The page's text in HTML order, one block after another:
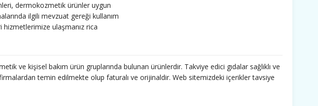
dermokozmetik ürünler uygun
ilgili mevzuat gereği kullanım
ulaşmanız rica
ürünleri, dermokozmetik ürünler uygun
ürünleri, dermokozmetik ürünler uygun
ilgili mevzuat gereği kullanım
ulaşmanız rica
ürünleri, dermokozmetik ürünler uygun
ve kişisel bakım ürün gruplarında bulunan ürünlerdir. Takviye edici gıdalar sağlıklı ve
temin edilmekte olup faturalı ve orijinaldir. Web sitemizdeki içerikler tavsiye